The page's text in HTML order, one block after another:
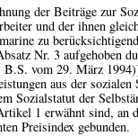
der Beiträge zur
und der ihnen
zu
Nr. 3 aufgehoben
B.S. vom 29. März
aus der
Sozialstatut der
1 erwähnt sind, an
Preisindex gebunden.